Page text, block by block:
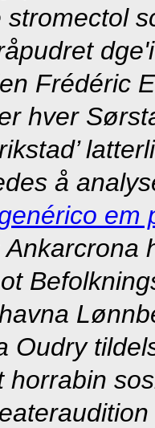
Frédéric
hver
å
em
Oudry
horrabin